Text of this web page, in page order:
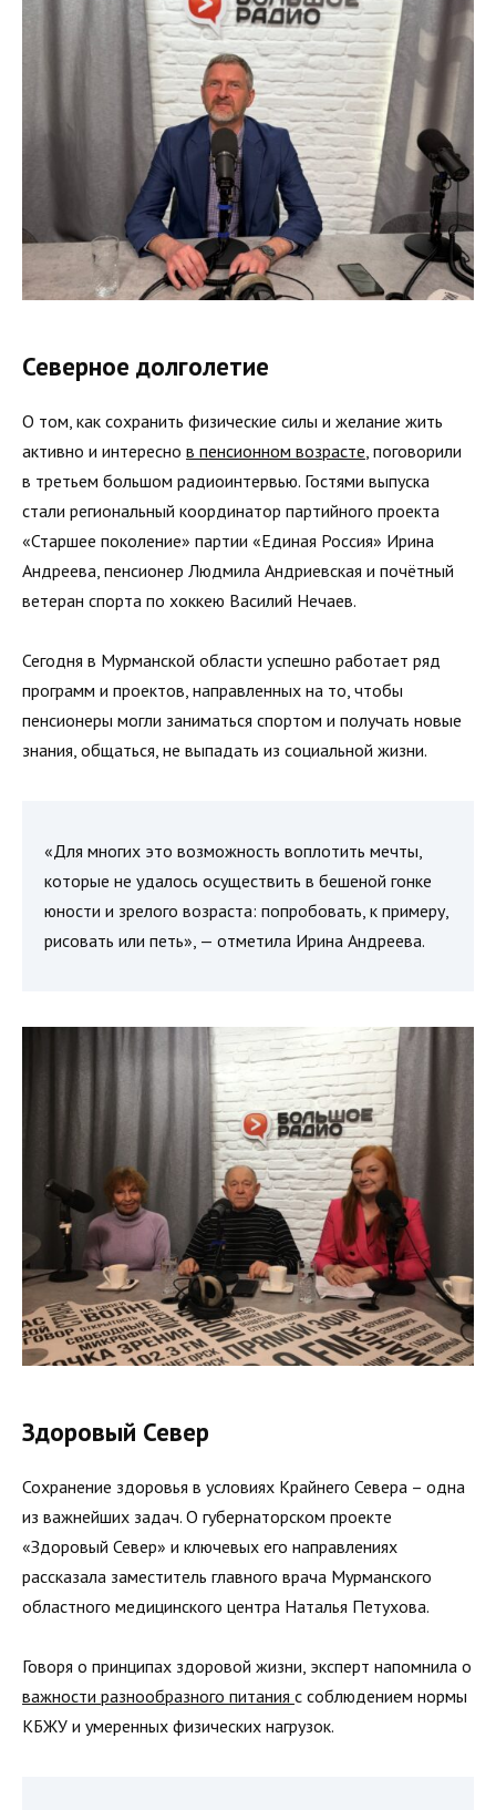
Северное долголетие
О том, как сохранить физические силы и желание жить
активно и интересно в пенсионном возрасте , поговорили
в третьем большом радиоинтервью. Гостями выпуска
стали региональный координатор партийного проекта
«Старшее поколение» партии «Единая Россия» Ирина
Андреева, пенсионер Людмила Андриевская и почётный
ветеран спорта по хоккею Василий Нечаев.
Сегодня в Мурманской области успешно работает ряд
программ и проектов, направленных на то, чтобы
пенсионеры могли заниматься спортом и получать новые
знания, общаться, не выпадать из социальной жизни.
«Для многих это возможность воплотить мечты,
которые не удалось осуществить в бешеной гонке
юности и зрелого возраста: попробовать, к примеру,
рисовать или петь», — отметила Ирина Андреева.
Здоровый Север
Сохранение здоровья в условиях Крайнего Севера – одна
из важнейших задач. О губернаторском проекте
«Здоровый Север» и ключевых его направлениях
рассказала заместитель главного врача Мурманского
областного медицинского центра Наталья Петухова.
Говоря о принципах здоровой жизни, эксперт напомнила о
важности разнообразного питания с соблюдением нормы
КБЖУ и умеренных физических нагрузок.